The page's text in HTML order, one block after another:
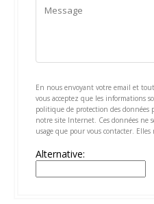
En nous envoyant votre email et
vous acceptez que les informations
politique de protection des données
notre site Internet. Ces données ne
usage que pour vous contacter.
Alternative: